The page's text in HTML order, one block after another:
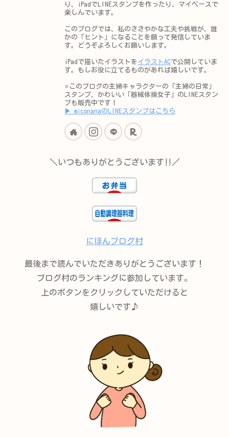
り、iPadでLINEスタンプを作ったり、マイペースで
楽しんでいます。
このブログでは、私のささやかな工夫や挑戦が、誰
かの「ヒント」になることを願って発信していま
す。どうぞよろしくお願いします。
iPadで描いたイラストをイラストACで公開していま
す。もしお役に立てるものがあれば嬉しいです。
⭐️このブログの主婦キャラクターの「主婦の日常」
スタンプ、かわいい「器械体操女子」のLINEスタン
プも販売中です！
▶︎ miconanaのLINEスタンプはこちら
＼いつもありがとうございます‼︎／
にほんブログ村
最後まで読んでいただきありがとうございます！
ブログ村のランキングに参加しています。
上のボタンをクリックしていただけると
嬉しいです♪